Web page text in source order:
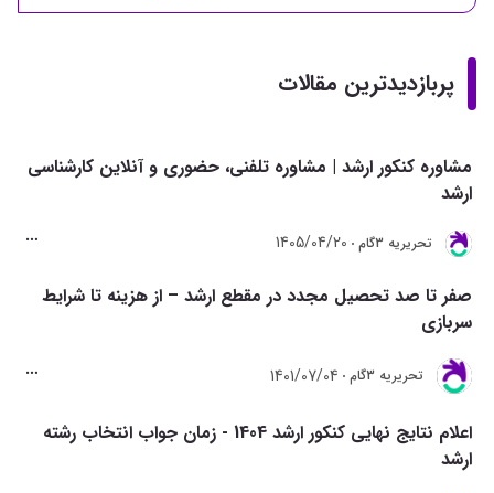
پربازدیدترین مقالات
مشاوره کنکور ارشد | مشاوره تلفنی، حضوری و آنلاین کارشناسی
ارشد
تحريريه 3گام 1405/04/20
صفر تا صد تحصیل مجدد در مقطع ارشد – از هزینه تا شرایط
سربازی
تحريريه 3گام 1401/07/04
اعلام نتایج نهایی کنکور ارشد 1404 - زمان جواب انتخاب رشته
ارشد